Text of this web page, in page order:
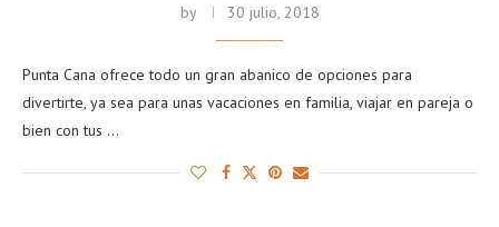
by 30 julio, 2018
Punta Cana ofrece todo un gran abanico de opciones para
divertirte, ya sea para unas vacaciones en familia, viajar en pareja o
bien con tus …